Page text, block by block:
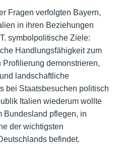
Fragen verfolgten Bayern,
in ihren Beziehungen
symbolpolitische Ziele:
Handlungsfähigkeit zum
demonstrieren,
landschaftliche
bei Staatsbesuchen politisch
Italien wiederum wollte
Bundesland pflegen, in
der wichtigsten
befindet.